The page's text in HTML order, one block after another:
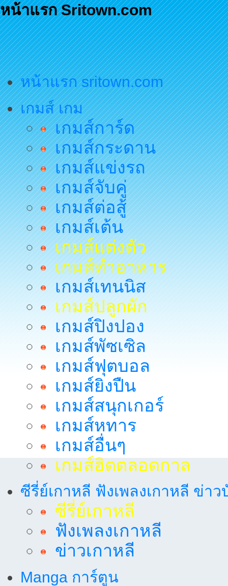
หน้าแรก Sritown.com
หน้าแรก sritown.com
เกมส์ เกม
เกมส์การ์ด
เกมส์กระดาน
เกมส์แข่งรถ
เกมส์จับคู่
เกมส์ต่อสู้
เกมส์เต้น
เกมส์แต่งตัว
เกมส์ทำอาหาร
เกมส์เทนนิส
เกมส์ปลูกผัก
เกมส์ปิงปอง
เกมส์พัซเซิล
เกมส์ฟุตบอล
เกมส์ยิงปืน
เกมส์สนุกเกอร์
เกมส์หทาร
เกมส์อื่นๆ
เกมส์ฮิตตลอดกาล
ซีรี่ย์เกาหลี ฟังเพลงเกาหลี ข่าว
ซีรี่ย์เกาหลี
ฟังเพลงเกาหลี
ข่าวเกาหลี
Manga การ์ตูน